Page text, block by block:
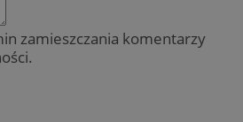
zamieszczania komentarzy